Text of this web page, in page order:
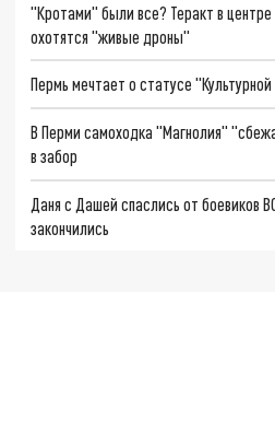
"Кротами" были все? Теракт в
охотятся "живые дроны"
Пермь мечтает о статусе
В Перми самоходка "Магнолия"
в забор
Даня с Дашей спаслись от боевиков
закончились